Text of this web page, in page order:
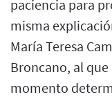
paciencia para
misma
María Teresa
Broncano, al
momento